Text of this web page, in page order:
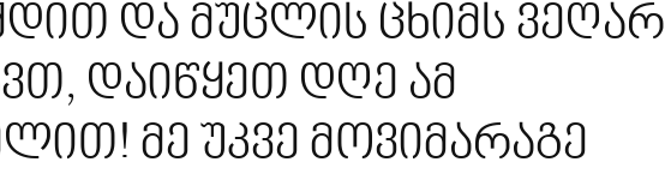
და მუცლის ცხიმს ვეღარ
დაიწყეთ დღე ამ
მე უკვე მოვიმარაგე